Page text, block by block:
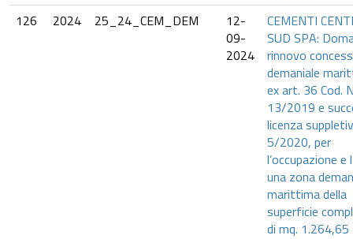
126
2024 25_24_CEM_DEM
12-
09-
2024
CEMENTI
SUD SPA:
rinnovo
demaniale
ex art. 36 Cod.
13/2019 e
licenza
5/2020, per
l’occupazione e
una zona
marittima della
superficie
di mq. 1.264,65